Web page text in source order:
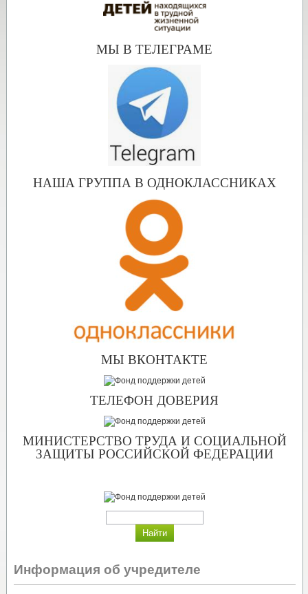
МЫ В ТЕЛЕГРАМЕ
НАША ГРУППА В ОДНОКЛАССНИКАХ
МЫ ВКОНТАКТЕ
ТЕЛЕФОН ДОВЕРИЯ
МИНИСТЕРСТВО ТРУДА И СОЦИАЛЬНОЙ
ЗАЩИТЫ РОССИЙСКОЙ ФЕДЕРАЦИИ
Информация об учредителе